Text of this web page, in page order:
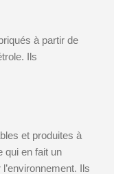
à partir de
Ils
et produites à
qui en fait un
Ils